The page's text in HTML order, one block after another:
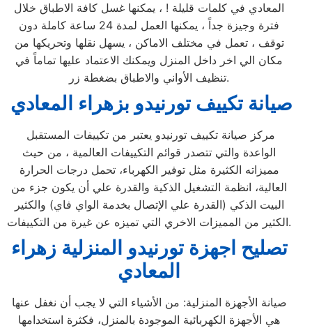
المعادي في كلمات قليلة ! ، يمكنها غسل كافة الاطباق خلال
فترة وجيزة جداً ، يمكنها العمل لمدة 24 ساعة كاملة دون
توقف ، تعمل في مختلف الاماكن ، يسهل نقلها وتحريكها من
مكان الي اخر داخل المنزل ويمكنك الاعتماد عليها تماماً في
تنظيف الأواني والاطباق بضغطة زر.
صيانة تكييف تورنيدو بزهراء المعادي
الواعدة والتي تتصدر قوائم التكييفات العالمية ، من حيث
مميزاته الكثيرة مثل توفير الكهرباء، تحمل درجات الحرارة
العالية، انظمة التشغيل الذكية والقدرة علي أن يكون جزء من
البيت الذكي (القدرة علي الإتصال بخدمة الواي فاي) والكثير
الكثير من المميزات الاخري التي تميزه عن غيرة من التكييفات.
تصليح اجهزةتورنيدو المنزلية زهراء
المعادي
صيانة الأجهزة المنزلية: من الأشياء التي لا يجب أن نغفل عنها
هي الأجهزة الكهربائية الموجودة بالمنزل، فكثرة استخدامها